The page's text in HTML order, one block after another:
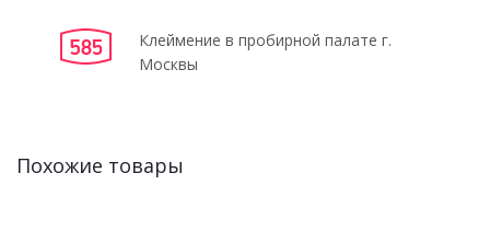
Клеймение в пробирной палате г.
Москвы
Похожие товары